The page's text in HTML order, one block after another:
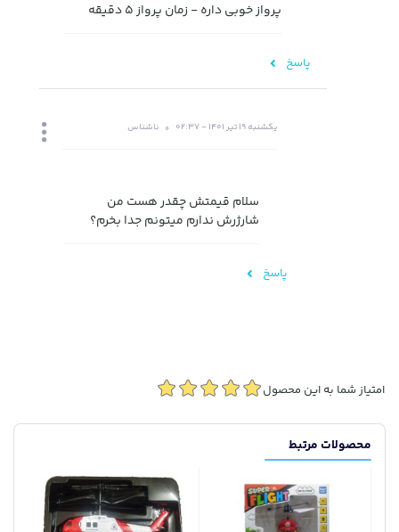
پرواز خوبی داره - زمان پرواز 5 دقیقه
پاسخ
یکشنبه 19 تیر 1401 - 02:37 ناشناس
سلام قیمتش چقدر هست من
شارژرش ندارم میتونم جدا بخرم؟
پاسخ
امتیاز شما به این محصول
محصولات مرتبط